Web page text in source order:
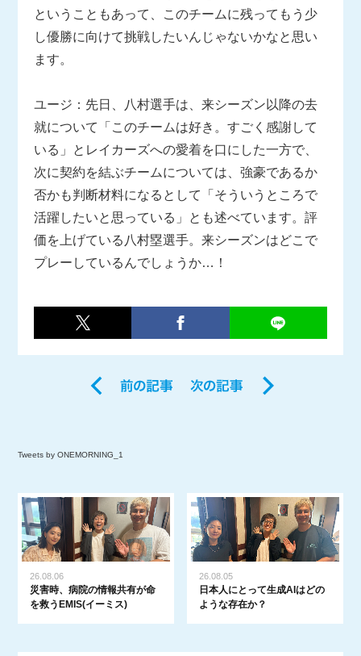
ということもあって、このチームに残ってもう少
し優勝に向けて挑戦したいんじゃないかなと思い
ます。
ユージ：先日、八村選手は、来シーズン以降の去
就について「このチームは好き。すごく感謝して
いる」とレイカーズへの愛着を口にした一方で、
次に契約を結ぶチームについては、強豪であるか
否かも判断材料になるとして「そういうところで
活躍したいと思っている」とも述べています。評
価を上げている八村塁選手。来シーズンはどこで
プレーしているんでしょうか…！
Tweets by ONEMORNING_1
26.08.06
災害時、病院の情報共有が命
を救うEMIS(イーミス)
26.08.05
日本人にとって生成AIはどの
ような存在か？